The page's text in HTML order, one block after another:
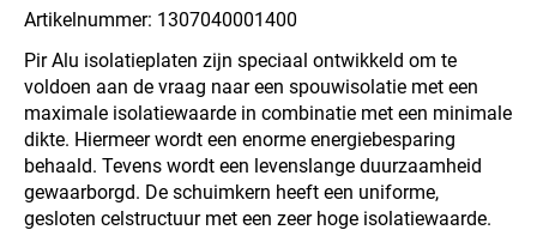
Artikelnummer: 1307040001400
Pir Alu isolatieplaten zijn speciaal ontwikkeld om te
voldoen aan de vraag naar een spouwisolatie met een
maximale isolatiewaarde in combinatie met een minimale
dikte. Hiermeer wordt een enorme energiebesparing
behaald. Tevens wordt een levenslange duurzaamheid
gewaarborgd. De schuimkern heeft een uniforme,
gesloten celstructuur met een zeer hoge isolatiewaarde.